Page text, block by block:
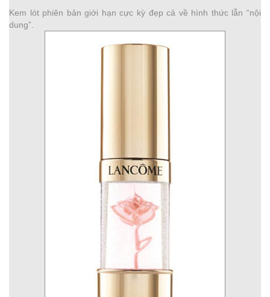
Kem lót phiên bản giới hạn cực kỳ đẹp cả về hình thức lẫn “nội
dung”.